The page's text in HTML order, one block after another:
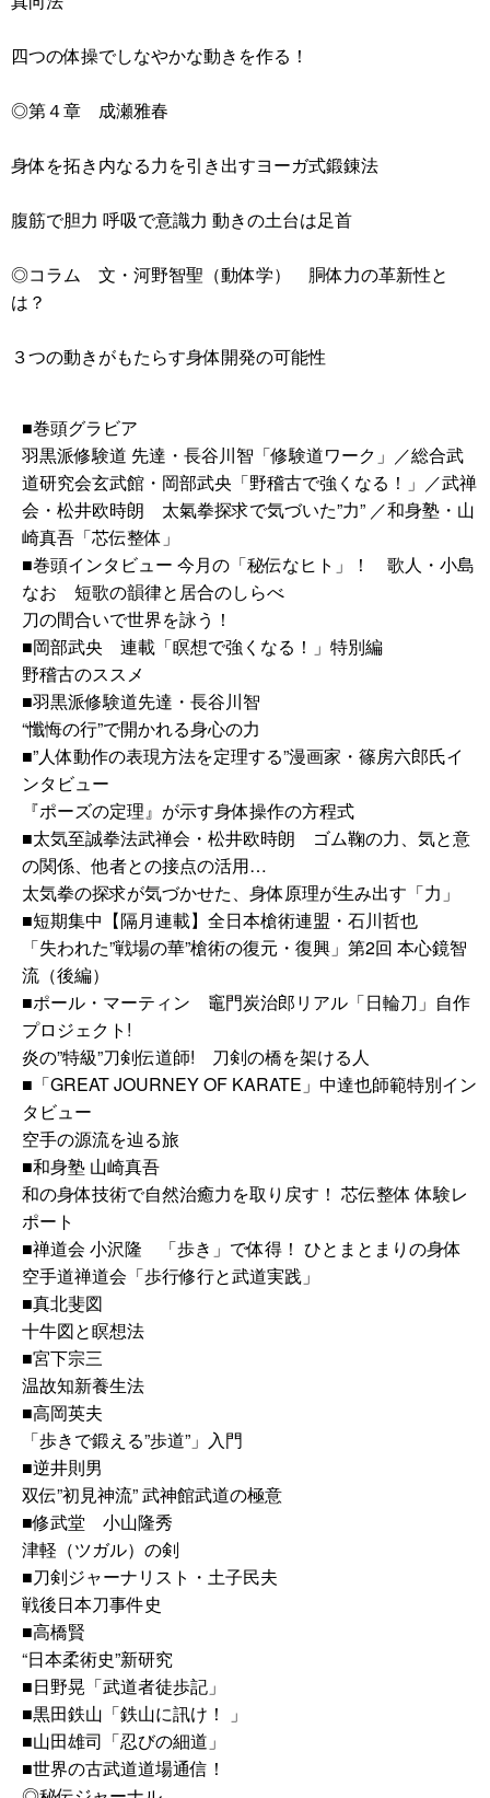
四つの体操でしなやかな動きを作る！
◎第４章 成瀬雅春
身体を拓き内なる力を引き出すヨーガ式鍛錬法
腹筋で胆力 呼吸で意識力 動きの土台は足首
◎コラム 文・河野智聖（動体学） 胴体力の革新性と
は？
３つの動きがもたらす身体開発の可能性
■巻頭グラビア
羽黒派修験道 先達・長谷川智「修験道ワーク」／総合武
道研究会玄武館・岡部武央「野稽古で強くなる！」／武禅
会・松井欧時朗 太氣拳探求で気づいた”力” ／和身塾・山
崎真吾「芯伝整体」
■巻頭インタビュー 今月の「秘伝なヒト」！ 歌人・小島
なお 短歌の韻律と居合のしらべ
刀の間合いで世界を詠う！
■岡部武央 連載「瞑想で強くなる！」特別編
野稽古のススメ
■羽黒派修験道先達・長谷川智
“懺悔の行”で開かれる身心の力
■”人体動作の表現方法を定理する”漫画家・篠房六郎氏イ
ンタビュー
『ポーズの定理』が示す身体操作の方程式
■太気至誠拳法武禅会・松井欧時朗 ゴム鞠の力、気と意
の関係、他者との接点の活用…
太気拳の探求が気づかせた、身体原理が生み出す「力」
■短期集中【隔月連載】全日本槍術連盟・石川哲也
「失われた”戦場の華”槍術の復元・復興」第2回 本心鏡智
流（後編）
■ポール・マーティン 竈門炭治郎リアル「日輪刀」自作
プロジェクト!
炎の”特級”刀剣伝道師! 刀剣の橋を架ける人
■「GREAT JOURNEY OF KARATE」中達也師範特別イン
タビュー
空手の源流を辿る旅
■和身塾 山崎真吾
和の身体技術で自然治癒力を取り戻す！ 芯伝整体 体験レ
ポート
■禅道会 小沢隆 「歩き」で体得！ ひとまとまりの身体
空手道禅道会「歩行修行と武道実践」
■真北斐図
十牛図と瞑想法
■宮下宗三
温故知新養生法
■高岡英夫
「歩きで鍛える”歩道”」入門
■逆井則男
双伝”初見神流” 武神館武道の極意
■修武堂 小山隆秀
津軽（ツガル）の剣
■刀剣ジャーナリスト・土子民夫
戦後日本刀事件史
■高橋賢
“日本柔術史”新研究
■日野晃「武道者徒歩記」
■黒田鉄山「鉄山に訊け！ 」
■山田雄司「忍びの細道」
■世界の古武道道場通信！